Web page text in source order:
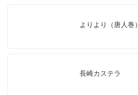
よりより（唐人巻）
長崎カステラ